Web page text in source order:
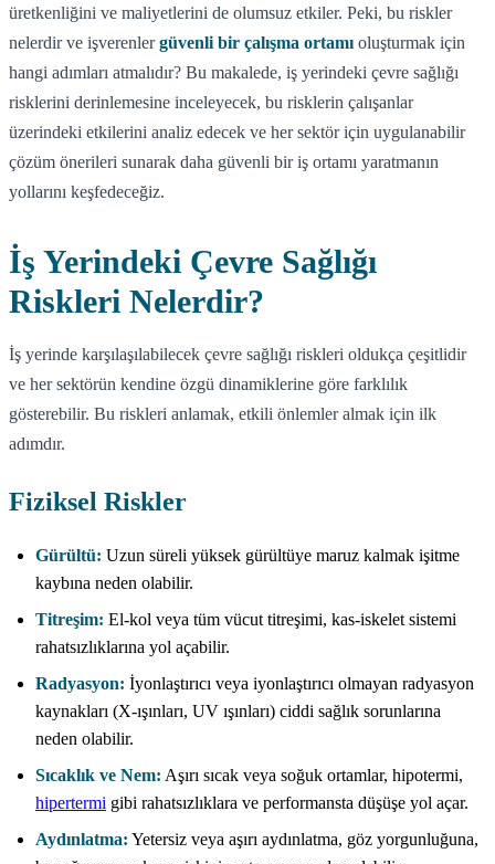
üretkenliğini ve maliyetlerini de olumsuz etkiler. Peki, bu riskler
nelerdir ve işverenlergüvenli bir çalışma ortamı oluşturmak için
hangi adımları atmalıdır? Bu makalede, iş yerindeki çevre sağlığı
risklerini derinlemesine inceleyecek, bu risklerin çalışanlar
üzerindeki etkilerini analiz edecek ve her sektör için uygulanabilir
çözüm önerileri sunarak daha güvenli bir iş ortamı yaratmanın
yollarını keşfedeceğiz.
İş Yerindeki Çevre Sağlığı
Riskleri Nelerdir?
İş yerinde karşılaşılabilecek çevre sağlığı riskleri oldukça çeşitlidir
ve her sektörün kendine özgü dinamiklerine göre farklılık
gösterebilir. Bu riskleri anlamak, etkili önlemler almak için ilk
adımdır.
Fiziksel Riskler
Gürültü: Uzun süreli yüksek gürültüye maruz kalmak işitme
kaybına neden olabilir.
Titreşim: El-kol veya tüm vücut titreşimi, kas-iskelet sistemi
rahatsızlıklarına yol açabilir.
Radyasyon: İyonlaştırıcı veya iyonlaştırıcı olmayan radyasyon
kaynakları (X-ışınları, UV ışınları) ciddi sağlık sorunlarına
neden olabilir.
Sıcaklık ve Nem: Aşırı sıcak veya soğuk ortamlar, hipotermi,
hipertermi gibi rahatsızlıklara ve performansta düşüşe yol açar.
Aydınlatma: Yetersiz veya aşırı aydınlatma, göz yorgunluğuna,